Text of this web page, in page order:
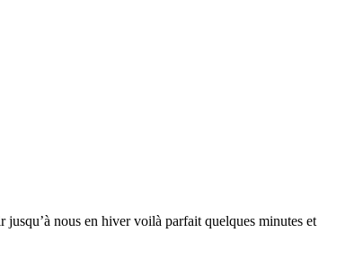
nous en hiver voilà parfait quelques minutes et